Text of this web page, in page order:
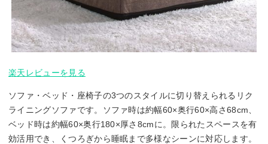
楽天レビューを見る
ソファ・ベッド・座椅子の3つのスタイルに切り替えられるリク
ライニングソファです。ソファ時は約幅60×奥行60×高さ68cm、
ベッド時は約幅60×奥行180×厚さ8cmに。限られたスペースを有
効活用でき、くつろぎから睡眠まで多様なシーンに対応します。